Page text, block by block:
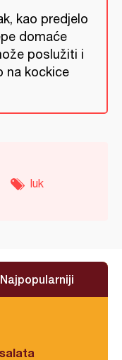
kao predjelo
domaće
poslužiti i
na kockice
luk
Najpopularniji